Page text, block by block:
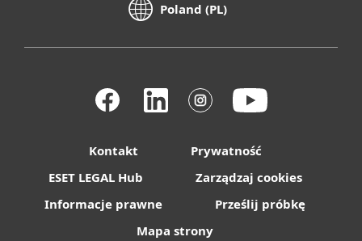
Poland (PL)
Kontakt
Prywatność
ESET LEGAL Hub
Zarządzaj cookies
Informacje prawne
Prześlij próbkę
Mapa strony